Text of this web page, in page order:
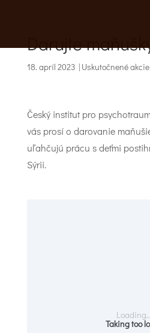
Darujte
18. apríl 2023| Uskutočnené akcie
Český institut pro
vás prosí o darovanie
uľahčujú prácu s deťmi
Sýrii.
Taking too